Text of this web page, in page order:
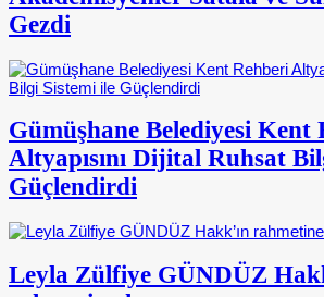
Gezdi
Gümüşhane Belediyesi Kent
Altyapısını Dijital Ruhsat
Güçlendirdi
Leyla Zülfiye GÜNDÜZ